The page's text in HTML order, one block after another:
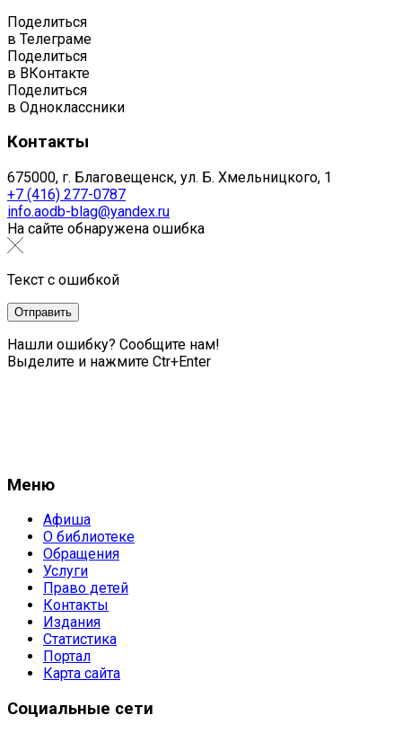
Поделиться
в Телеграме
Поделиться
в ВКонтакте
Поделиться
в Одноклассники
Контакты
675000, г. Благовещенск, ул. Б. Хмельницкого, 1
+7 (416) 277-0787
info.aodb-blag@yandex.ru
На сайте обнаружена ошибка
Текст с ошибкой
Нашли ошибку? Сообщите нам!
Выделите и нажмите Ctr+Enter
Меню
Афиша
О библиотеке
Обращения
Услуги
Право детей
Контакты
Издания
Статистика
Портал
Карта сайта
Социальные сети